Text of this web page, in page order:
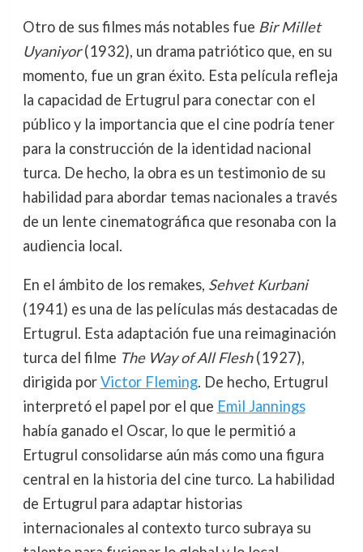
Otro de sus filmes más notables fue Bir Millet
Uyaniyor(1932), un drama patriótico que, en su
momento, fue un gran éxito. Esta película refleja
la capacidad de Ertugrul para conectar con el
público y la importancia que el cine podría tener
para la construcción de la identidad nacional
turca. De hecho, la obra es un testimonio de su
habilidad para abordar temas nacionales a través
de un lente cinematográfica que resonaba con la
audiencia local.
En el ámbito de los remakes, Sehvet Kurbani
(1941) es una de las películas más destacadas de
Ertugrul. Esta adaptación fue una reimaginación
turca del filme The Way of All Flesh(1927),
dirigida porVictor Fleming. De hecho, Ertugrul
interpretó el papel por el que Emil Jannings
había ganado el Oscar, lo que le permitió a
Ertugrul consolidarse aún más como una figura
central en la historia del cine turco. La habilidad
de Ertugrul para adaptar historias
internacionales al contexto turco subraya su